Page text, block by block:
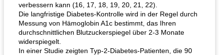
verbessern kann (16, 17, 18, 19, 20, 21, 22).
Die langfristige Diabetes-Kontrolle wird in der Regel durch
Messung von Hämoglobin A1c bestimmt, das Ihren
durchschnittlichen Blutzuckerspiegel über 2-3 Monate
widerspiegelt.
In einer Studie zeigten Typ-2-Diabetes-Patienten, die 90